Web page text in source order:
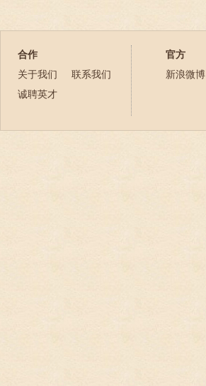
合作
关于我们
联系我们
诚聘英才
官方
新浪微博